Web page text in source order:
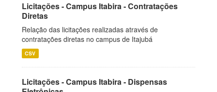
Licitações - Campus Itabira - Contratações
Diretas
Relação das licitações realizadas através de
contratações diretas no campus de Itajubá
CSV
Licitações - Campus Itabira - Dispensas